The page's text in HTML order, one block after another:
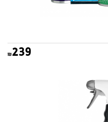
239
מנקה ומחדש גאנטים ביסט
SONAX BEAST 1L